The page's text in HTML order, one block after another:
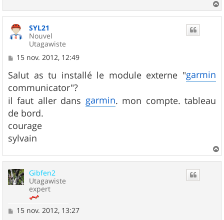
a
SYL21
Nouvel
Utagawiste
M
s
s
a
g
15 nov. 2012, 12:49
Salut as tu installé le module externe "garmin
communicator"?
il faut aller dans garmin. mon compte. tableau
de bord.
courage
sylvain
a
Gibfen2
Utagawiste
expert
M15 nov. 2012, 13:27